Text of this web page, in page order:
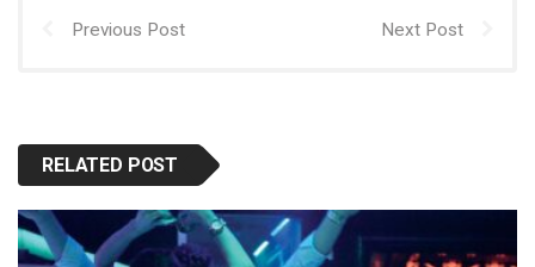
Previous Post Next Post
RELATED POST